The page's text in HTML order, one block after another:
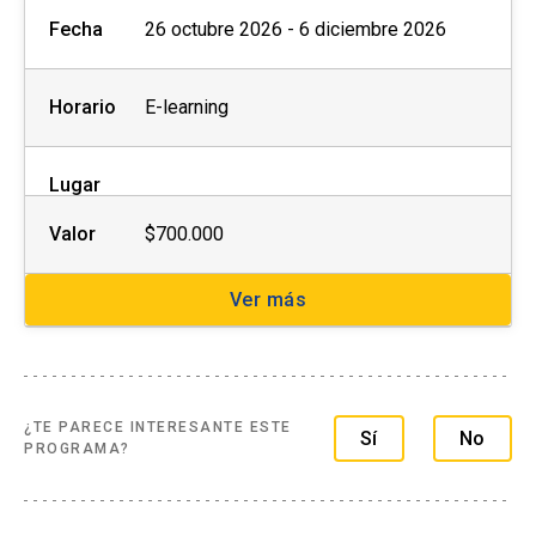
no se realizará devolución de
Fecha 26 octubre 2026 - 6 diciembre 2026
Horario E-learning
Lugar
Valor $700.000
Ver más
¿TE PARECE INTERESANTE ESTE
PROGRAMA?
Sí No